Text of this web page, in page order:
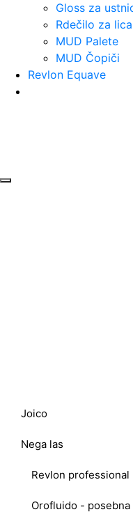
Gloss za
Rdečilo za
MUD Palete
MUD Čopiči
Revlon Equave
Joico
Nega las
Revlon professional
Orofluido - posebna